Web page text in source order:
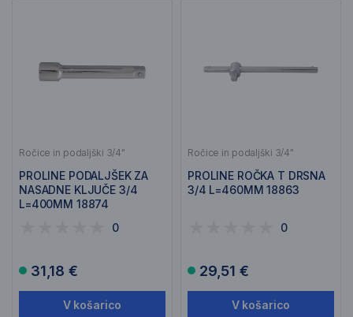
Ročice in podaljški 3/4"
PROLINE PODALJŠEK ZA
NASADNE KLJUČE 3/4
L=400MM 18874
0
31,18 €
V košarico
Ročice in podaljški 3/4"
PROLINE ROČKA T DRSNA
3/4 L=460MM 18863
0
29,51 €
V košarico